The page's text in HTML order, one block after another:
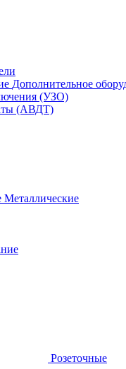
Дополнительное
(УЗО)
(АВДТ)
Металлические
Розеточные